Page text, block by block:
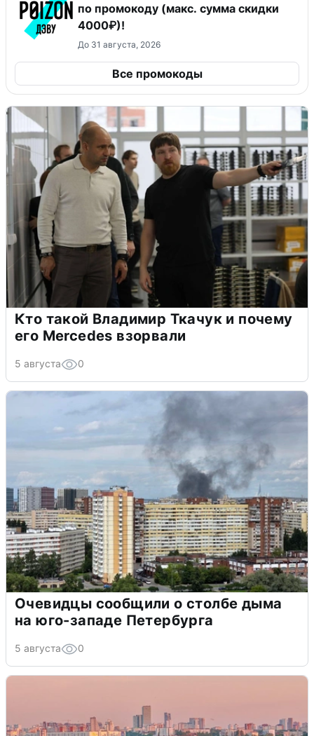
по промокоду (макс. сумма скидки
4000₽)!
До 31 августа, 2026
Все промокоды
Кто такой Владимир Ткачук и почему
его Mercedes взорвали
5 августа 0
Очевидцы сообщили о столбе дыма
на юго-западе Петербурга
5 августа 0